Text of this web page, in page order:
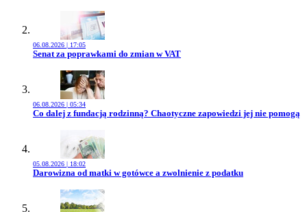
06.08.2026 | 17:05
Przejdź do artykułu:
Senat za poprawkami do zmian w VAT
06.08.2026 | 05:34
Przejdź do artykułu:
Co dalej z fundacją rodzinną? Chaotyczne zapowiedzi jej nie pomogą
05.08.2026 | 18:02
Przejdź do artykułu:
Darowizna od matki w gotówce a zwolnienie z podatku